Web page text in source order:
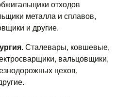
отходов
металла и сплавов,
и другие.
. Сталевары, ковшевые,
вальцовщики,
цехов,